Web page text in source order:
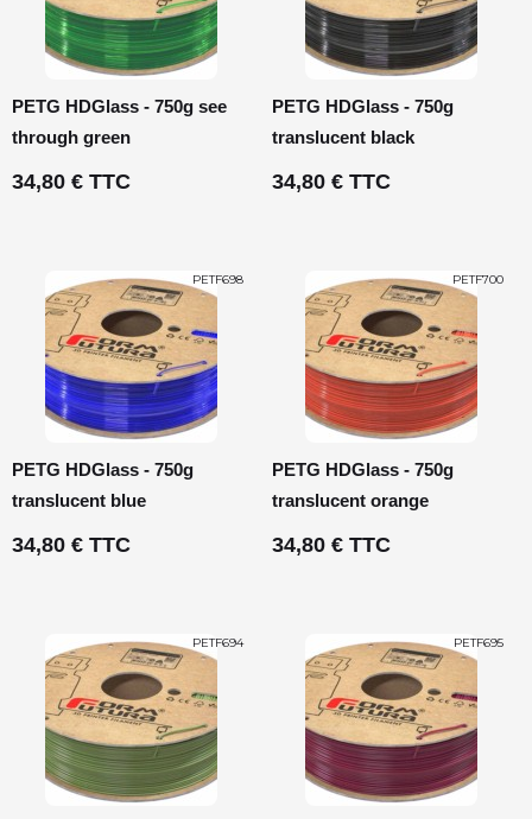
PETG HDGlass - 750g see
through green
34,80 € TTC
PETG HDGlass - 750g
translucent black
34,80 € TTC
PETF698
PETG HDGlass - 750g
translucent blue
34,80 € TTC
PETF700
PETG HDGlass - 750g
translucent orange
34,80 € TTC
PETF694 PETF695